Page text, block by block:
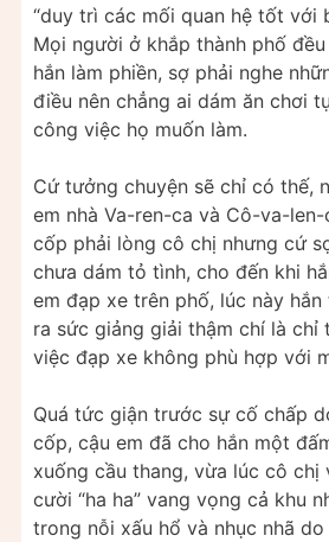
“duy trì các mối quan hệ tốt với
Mọi người ở khắp thành phố
hắn làm phiền, sợ phải nghe
điều nên chẳng ai dám ăn chơi
công việc họ muốn làm.
Cứ tưởng chuyện sẽ chỉ có thế,
em nhà Va-ren-ca và Cô-va-
cốp phải lòng cô chị nhưng cứ
chưa dám tỏ tình, cho đến khi
em đạp xe trên phố, lúc này
ra sức giảng giải thậm chí là chỉ
việc đạp xe không phù hợp với
Quá tức giận trước sự cố chấp
cốp, cậu em đã cho hắn một
xuống cầu thang, vừa lúc cô chị
cười “ha ha” vang vọng cả khu
trong nỗi xấu hổ và nhục nhã